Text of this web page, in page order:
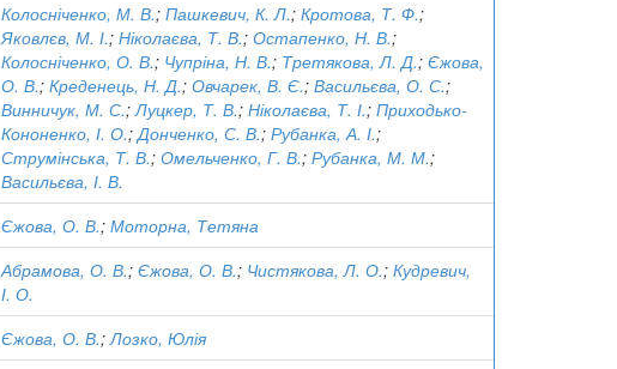
Колосніченко, М. В.; Пашкевич, К. Л.; Кротова, Т. Ф.;
Яковлєв, М. І.; Ніколаєва, Т. В.; Остапенко, Н. В.;
Колосніченко, О. В.; Чупріна, Н. В.; Третякова, Л. Д.; Єжова,
О. В.; Креденець, Н. Д.; Овчарек, В. Є.; Васильєва, О. С.;
Винничук, М. С.;Луцкер, Т. В.; Ніколаєва, Т. І.; Приходько-
Кононенко, І. О.;Донченко, С. В.; Рубанка, А. І.;
Струмінська, Т. В.; Омельченко, Г. В.; Рубанка, М. М.;
Васильєва, І. В.
Єжова, О. В.; Моторна, Тетяна
Абрамова, О. В.; Єжова, О. В.; Чистякова, Л. О.; Кудревич,
І. О.
Єжова, О. В.;Лозко, Юлія